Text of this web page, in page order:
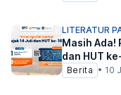
LITERATUR
Masih Ada!
dan HUT
Berita • 10